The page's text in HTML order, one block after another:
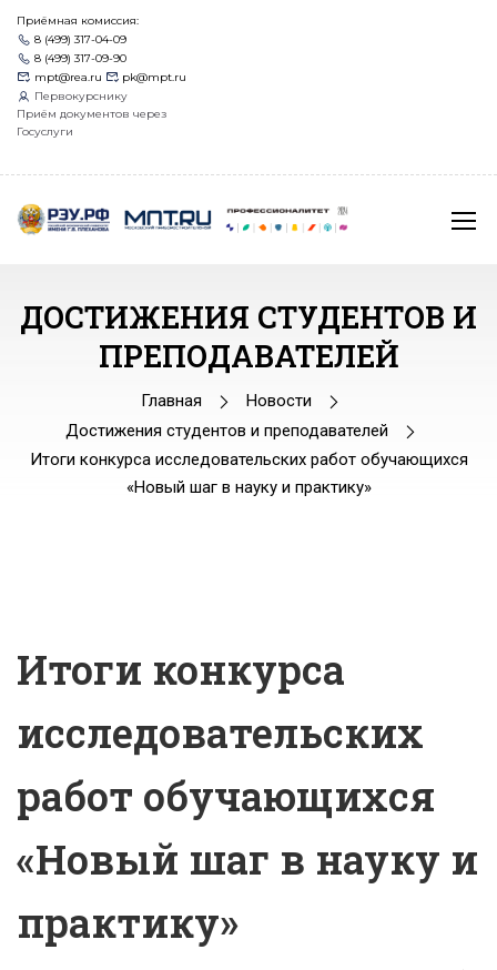
Приёмная комиссия:
8 (499) 317-04-09
8 (499) 317-09-90
mpt@rea.ru
pk@mpt.ru
Первокурснику
Приём документов через
Госуслуги
ДОСТИЖЕНИЯ СТУДЕНТОВ И
ПРЕПОДАВАТЕЛЕЙ
Главная
Новости
Достижения студентов и преподавателей
Итоги конкурса исследовательских работ обучающихся
«Новый шаг в науку и практику»
Итоги конкурса
исследовательских
работ обучающихся
«Новый шаг в науку и
практику»